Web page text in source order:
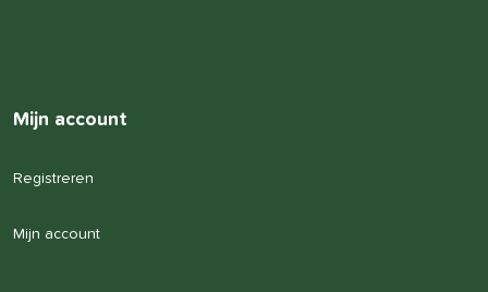
Mijn account
Registreren
Mijn account